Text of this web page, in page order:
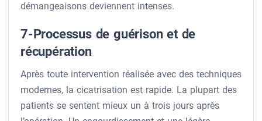
démangeaisons deviennent intenses.
7-Processus de guérison et de
récupération
Après toute intervention réalisée avec des techniques
modernes, la cicatrisation est rapide. La plupart des
patients se sentent mieux un à trois jours après